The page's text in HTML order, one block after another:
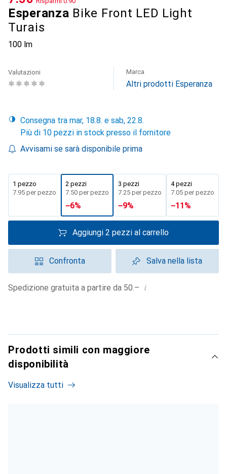
Esperanza Bike Front LED Light
Turais
100 lm
Valutazioni Marca
Altri prodotti Esperanza
Consegna tra mar, 18.8. e sab, 22.8.
Più di 10 pezzi in stock presso il fornitore
Avvisami se sarà disponibile prima
1 pezzo
CHF
7.95 per pezzo
2 pezzi
CHF
7.50 per pezzo
−6%
3 pezzi
CHF
7.25 per pezzo
−9%
4 pezzi
CHF
7.05 per pezzo
−11%
Aggiungi 2 pezzi al carrello
Confronta Salva nella lista
Spedizione gratuita a partire da 50.– i
Prodotti simili con maggiore
disponibilità
Visualizza tutti